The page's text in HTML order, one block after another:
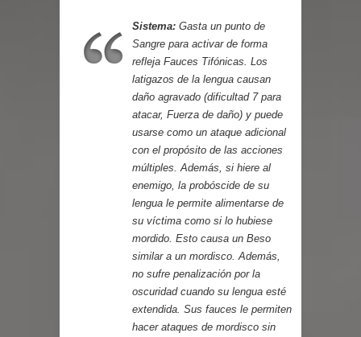
Sistema: Gasta un punto de
Sangre para activar de forma
refleja Fauces Tifónicas. Los
latigazos de la lengua causan
daño agravado (dificultad 7 para
atacar, Fuerza de daño) y puede
usarse como un ataque adicional
con el propósito de las acciones
múltiples. Además, si hiere al
enemigo, la probóscide de su
lengua le permite alimentarse de
su víctima como si lo hubiese
mordido. Esto causa un Beso
similar a un mordisco. Además,
no sufre penalización por la
oscuridad cuando su lengua esté
extendida. Sus fauces le permiten
hacer ataques de mordisco sin